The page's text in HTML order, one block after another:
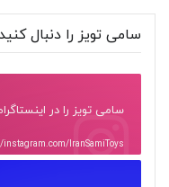
سامی تویز را دنبال
سامی تویز را در
IranSamiToys